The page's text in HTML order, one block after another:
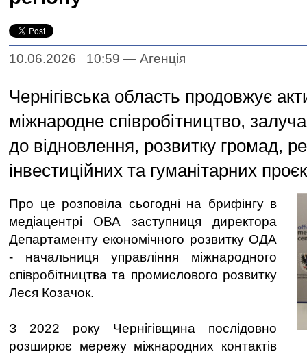
10.06.2026 10:59 — Агенцiя
Чернігівська область продовжує
міжнародне співробітництво,
до відновлення, розвитку громад,
інвестиційних та гуманітарних
Про це розповіла сьогодні на брифінгу в
медіацентрі ОВА заступниця директора
Департаменту економічного розвитку ОДА
- начальниця управління міжнародного
співробітництва та промислового розвитку
Леся Козачок.
З 2022 року Чернігівщина послідовно
розширює мережу міжнародних контактів